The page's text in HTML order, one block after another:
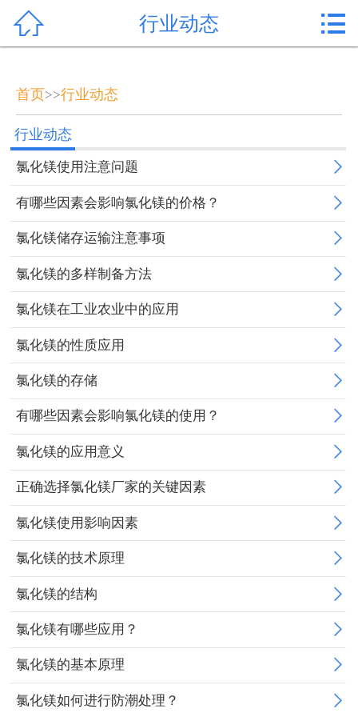
公司简介
氯化镁价格
 行业动态 
首页>>行业动态
行业动态

氯化镁使用注意问题

有哪些因素会影响氯化镁的价格？

氯化镁储存运输注意事项

氯化镁的多样制备方法

氯化镁在工业农业中的应用

氯化镁的性质应用

氯化镁的存储

有哪些因素会影响氯化镁的使用？

氯化镁的应用意义

正确选择氯化镁厂家的关键因素

氯化镁使用影响因素

氯化镁的技术原理

氯化镁的结构

氯化镁有哪些应用？

氯化镁的基本原理

氯化镁如何进行防潮处理？